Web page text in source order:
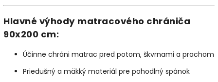
Hlavné výhody matracového chrániča
90x200 cm:
Účinne chráni matrac pred potom, škvrnami a prachom
Priedušný a mäkký materiál pre pohodlný spánok